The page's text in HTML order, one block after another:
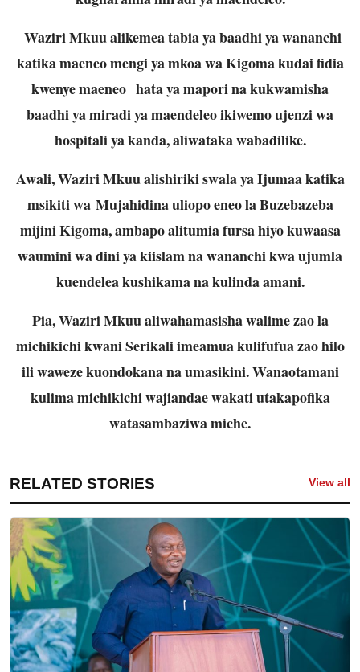
Waziri Mkuu alikemea tabia ya baadhi ya wananchi
katika maeneo mengi ya mkoa wa Kigoma kudai fidia
kwenye maeneo hata ya mapori na kukwamisha
baadhi ya miradi ya maendeleo ikiwemo ujenzi wa
hospitali ya kanda, aliwataka wabadilike.
Awali, Waziri Mkuu alishiriki swala ya Ijumaa katika
msikiti wa Mujahidina uliopo eneo la Buzebazeba
mijini Kigoma, ambapo alitumia fursa hiyo kuwaasa
waumini wa dini ya kiislam na wananchi kwa ujumla
kuendelea kushikama na kulinda amani.
Pia, Waziri Mkuu aliwahamasisha walime zao la
michikichi kwani Serikali imeamua kulifufua zao hilo
ili waweze kuondokana na umasikini. Wanaotamani
kulima michikichi wajiandae wakati utakapofika
watasambaziwa miche.
RELATED STORIES View all